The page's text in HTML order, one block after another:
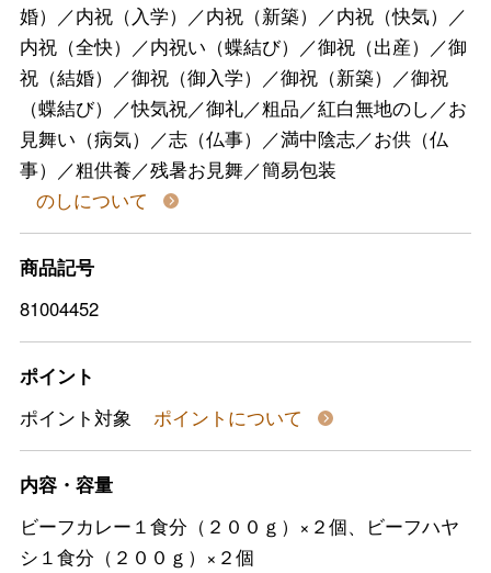
婚）／内祝（入学）／内祝（新築）／内祝（快気）／
内祝（全快）／内祝い（蝶結び）／御祝（出産）／御
祝（結婚）／御祝（御入学）／御祝（新築）／御祝
（蝶結び）／快気祝／御礼／粗品／紅白無地のし／お
見舞い（病気）／志（仏事）／満中陰志／お供（仏
事）／粗供養／残暑お見舞／簡易包装
のしについて
商品記号
81004452
ポイント
ポイント対象
ポイントについて
内容・容量
ビーフカレー１食分（２００ｇ）×２個、ビーフハヤ
シ１食分（２００ｇ）×２個